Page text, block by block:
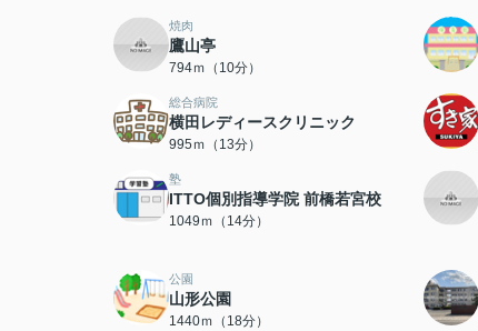
焼肉
鷹山亭
794ｍ（10分）
総合病院
横田レディースクリニック
995ｍ（13分）
塾
ITTO個別指導学院 前橋若宮校
1049ｍ（14分）
公園
山形公園
1440ｍ（18分）